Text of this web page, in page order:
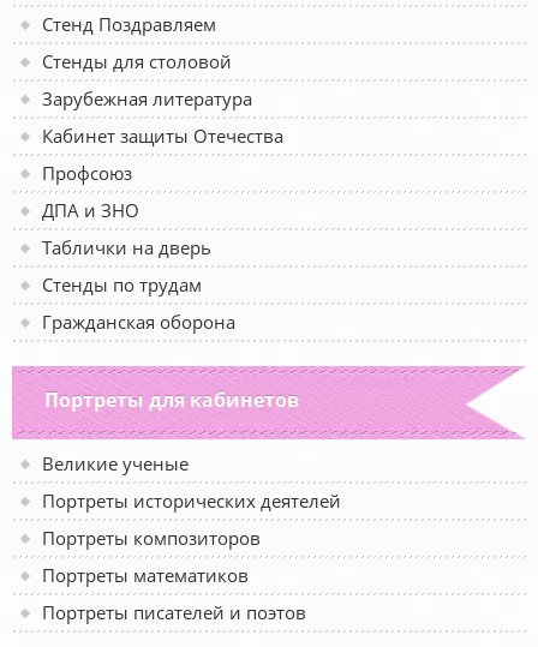
Стенд Поздравляем
Стенды для столовой
Зарубежная литература
Кабинет защиты Отечества
Профсоюз
ДПА и ЗНО
Таблички на дверь
Стенды по трудам
Гражданская оборона
Портреты для кабинетов
Великие ученые
Портреты исторических деятелей
Портреты композиторов
Портреты математиков
Портреты писателей и поэтов